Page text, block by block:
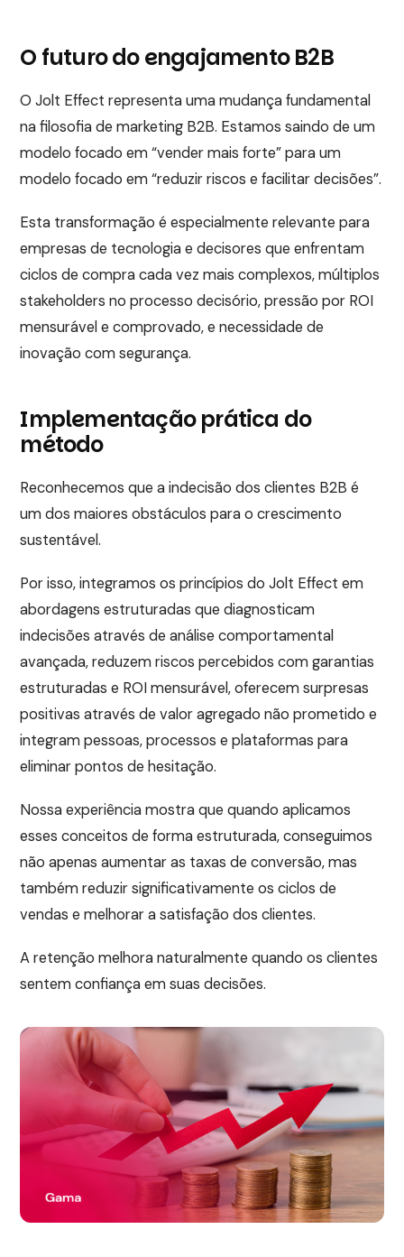
O futuro do engajamento B2B
O Jolt Effect representa uma mudança fundamental
na filosofia de marketing B2B. Estamos saindo de um
modelo focado em “vender mais forte” para um
modelo focado em “reduzir riscos e facilitar decisões”.
Esta transformação é especialmente relevante para
empresas de tecnologia e decisores que enfrentam
ciclos de compra cada vez mais complexos, múltiplos
stakeholders no processo decisório, pressão por ROI
mensurável e comprovado, e necessidade de
inovação com segurança.
Implementação prática do
método
Reconhecemos que a indecisão dos clientes B2B é
um dos maiores obstáculos para o crescimento
sustentável.
Por isso, integramos os princípios do Jolt Effect em
abordagens estruturadas que diagnosticam
indecisões através de análise comportamental
avançada, reduzem riscos percebidos com garantias
estruturadas e ROI mensurável, oferecem surpresas
positivas através de valor agregado não prometido e
integram pessoas, processos e plataformas para
eliminar pontos de hesitação.
Nossa experiência mostra que quando aplicamos
esses conceitos de forma estruturada, conseguimos
não apenas aumentar as taxas de conversão, mas
também reduzir significativamente os ciclos de
vendas e melhorar a satisfação dos clientes.
A retenção melhora naturalmente quando os clientes
sentem confiança em suas decisões.